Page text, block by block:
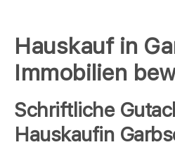
Hauskauf in
Immobilien
Schriftliche
Hauskaufin